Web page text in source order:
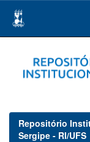
navigation
Repositório
Sergipe - RI/UFS